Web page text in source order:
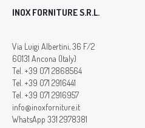
INOX FORNITURE S.R.L.
Via Luigi Albertini, 36 F/2
60131 Ancona (Italy)
Tel. +39 071 2868564
Tel. +39 071 2916441
Tel. +39 071 2916957
info@inoxforniture.it
WhatsApp 331 2978381